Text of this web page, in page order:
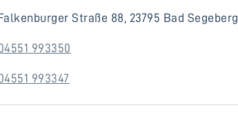
Straße 88, 23795 Bad Segeberg
993350
993347